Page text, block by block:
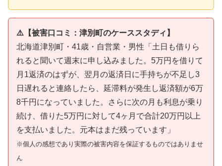
⚠️【被害口コミ：津別町のケーススタディ】
北海道津別町・41歳・自営業・男性「土日も借りら
れると聞いて週末に申し込みました。5万円を借りて
月1返済のはずが、翌月の返済日に手持ちが不足し3
日遅れると連絡したら、延滞料が発生し返済額が6万
8千円になっていました。さらに次の月も利息が乗り
続け、借りた5万円に対して4ヶ月で合計20万円以上
を支払いました。元本はまだ残っています」
※個人の感想であり実際の被害内容を保証するものではありませ
ん